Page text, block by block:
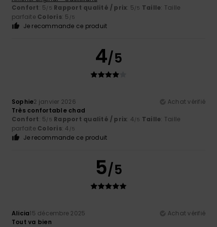
Confort: 5/5 Rapport qualité / prix: 5/5 Taille: Taille
parfaite Coloris: 5 /5
Je recommande ce produit
4/5
Sophie2 janvier 2026
Achat vérifié
Très confortable chad
Confort: 5/5 Rapport qualité / prix: 4/5 Taille: Taille
parfaite Coloris: 4 /5
Je recommande ce produit
5/5
Alicia15 décembre 2025
Achat vérifié
Tout va bien